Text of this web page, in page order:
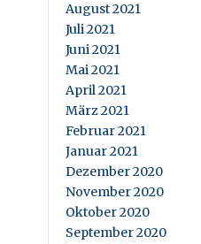
August 2021
Juli 2021
Juni 2021
Mai 2021
April 2021
März 2021
Februar 2021
Januar 2021
Dezember 2020
November 2020
Oktober 2020
September 2020